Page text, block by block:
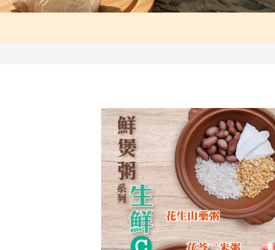
【無禮盒自用】烏骨滴
【台灣坐月子】月子周
【海外購物Oversea】